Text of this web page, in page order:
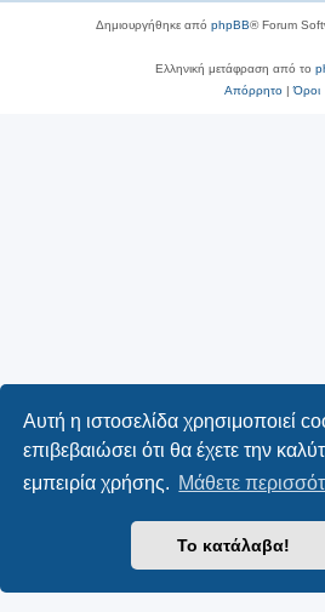
Αυτή η ιστοσελίδα χρησιμοποιεί
επιβεβαιώσει ότι θα έχετε την
εμπειρία χρήσης. Μάθετε
Το κατάλαβα!
Δημιουργήθηκε από phpBB® Forum
Ελληνική μετάφραση από το
Απόρρητο|Όροι